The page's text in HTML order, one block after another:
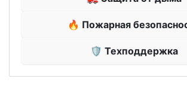
🔥 Пожарная
🛡 Техподдержка